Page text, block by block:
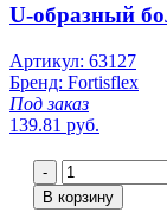
U-образный
Артикул: 63127
Бренд: Fortisflex
Под заказ
139.81 руб.
-
В корзину